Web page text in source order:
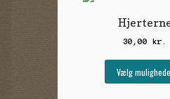
30,00 kr.
Vælg